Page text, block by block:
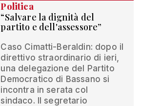
Politica
“Salvare la dignità del
partito e dell'assessore”
Caso Cimatti-Beraldin: dopo il
direttivo straordinario di ieri,
una delegazione del Partito
Democratico di Bassano si
incontra in serata col
sindaco. Il segretario